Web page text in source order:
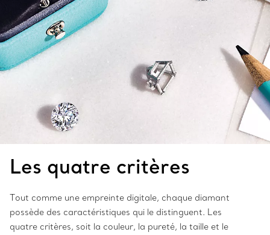
Les quatre critères
Tout comme une empreinte digitale, chaque diamant
possède des caractéristiques qui le distinguent. Les
quatre critères, soit la couleur, la pureté, la taille et le